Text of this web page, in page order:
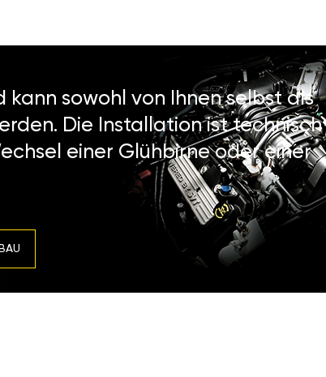
kann sowohl von Ihnen selbst als
Die Installation ist technisch
einer Glühbirne oder einer